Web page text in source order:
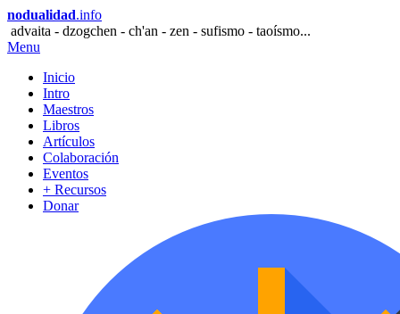
nodualidad.info
advaita - dzogchen - ch'an - zen - sufismo - taoísmo...
Menu
Inicio
Intro
Maestros
Libros
Artículos
Colaboración
Eventos
+ Recursos
Donar